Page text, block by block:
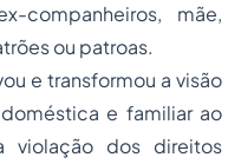
companheiros, mãe,
ou patroas.
e transformou a visão
e familiar ao
violação dos direitos